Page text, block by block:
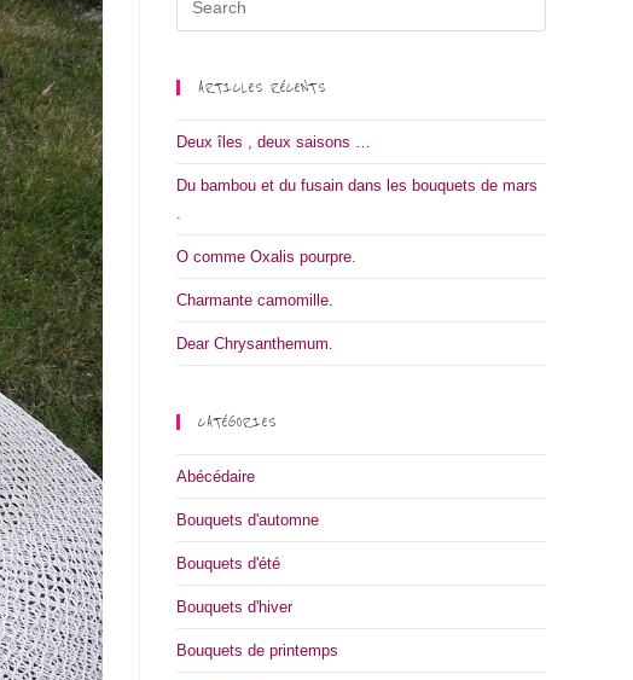
ARTICLES RÉCENTS
Deux îles , deux saisons …
Du bambou et du fusain dans les bouquets de mars
.
O comme Oxalis pourpre.
Charmante camomille.
Dear Chrysanthemum.
CATÉGORIES
Abécédaire
Bouquets d'automne
Bouquets d'été
Bouquets d'hiver
Bouquets de printemps